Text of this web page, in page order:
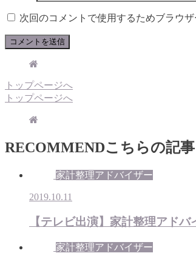
次回のコメントで使用するためブラウ
トップページへ
トップページへ
RECOMMENDこちらの記事
家計整理アドバイザー
2019.10.11
【テレビ出演】家計整理アド
家計整理アドバイザー